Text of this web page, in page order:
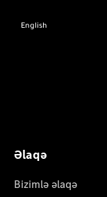
English
Əlaqə
Bizimlə əlaqə